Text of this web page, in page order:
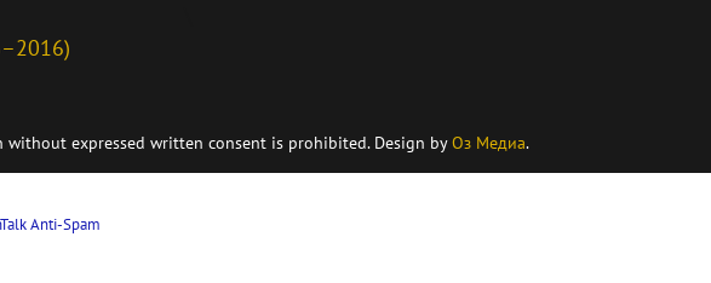
expressed written consent is prohibited. Design byОз Медиа.
Anti-Spam